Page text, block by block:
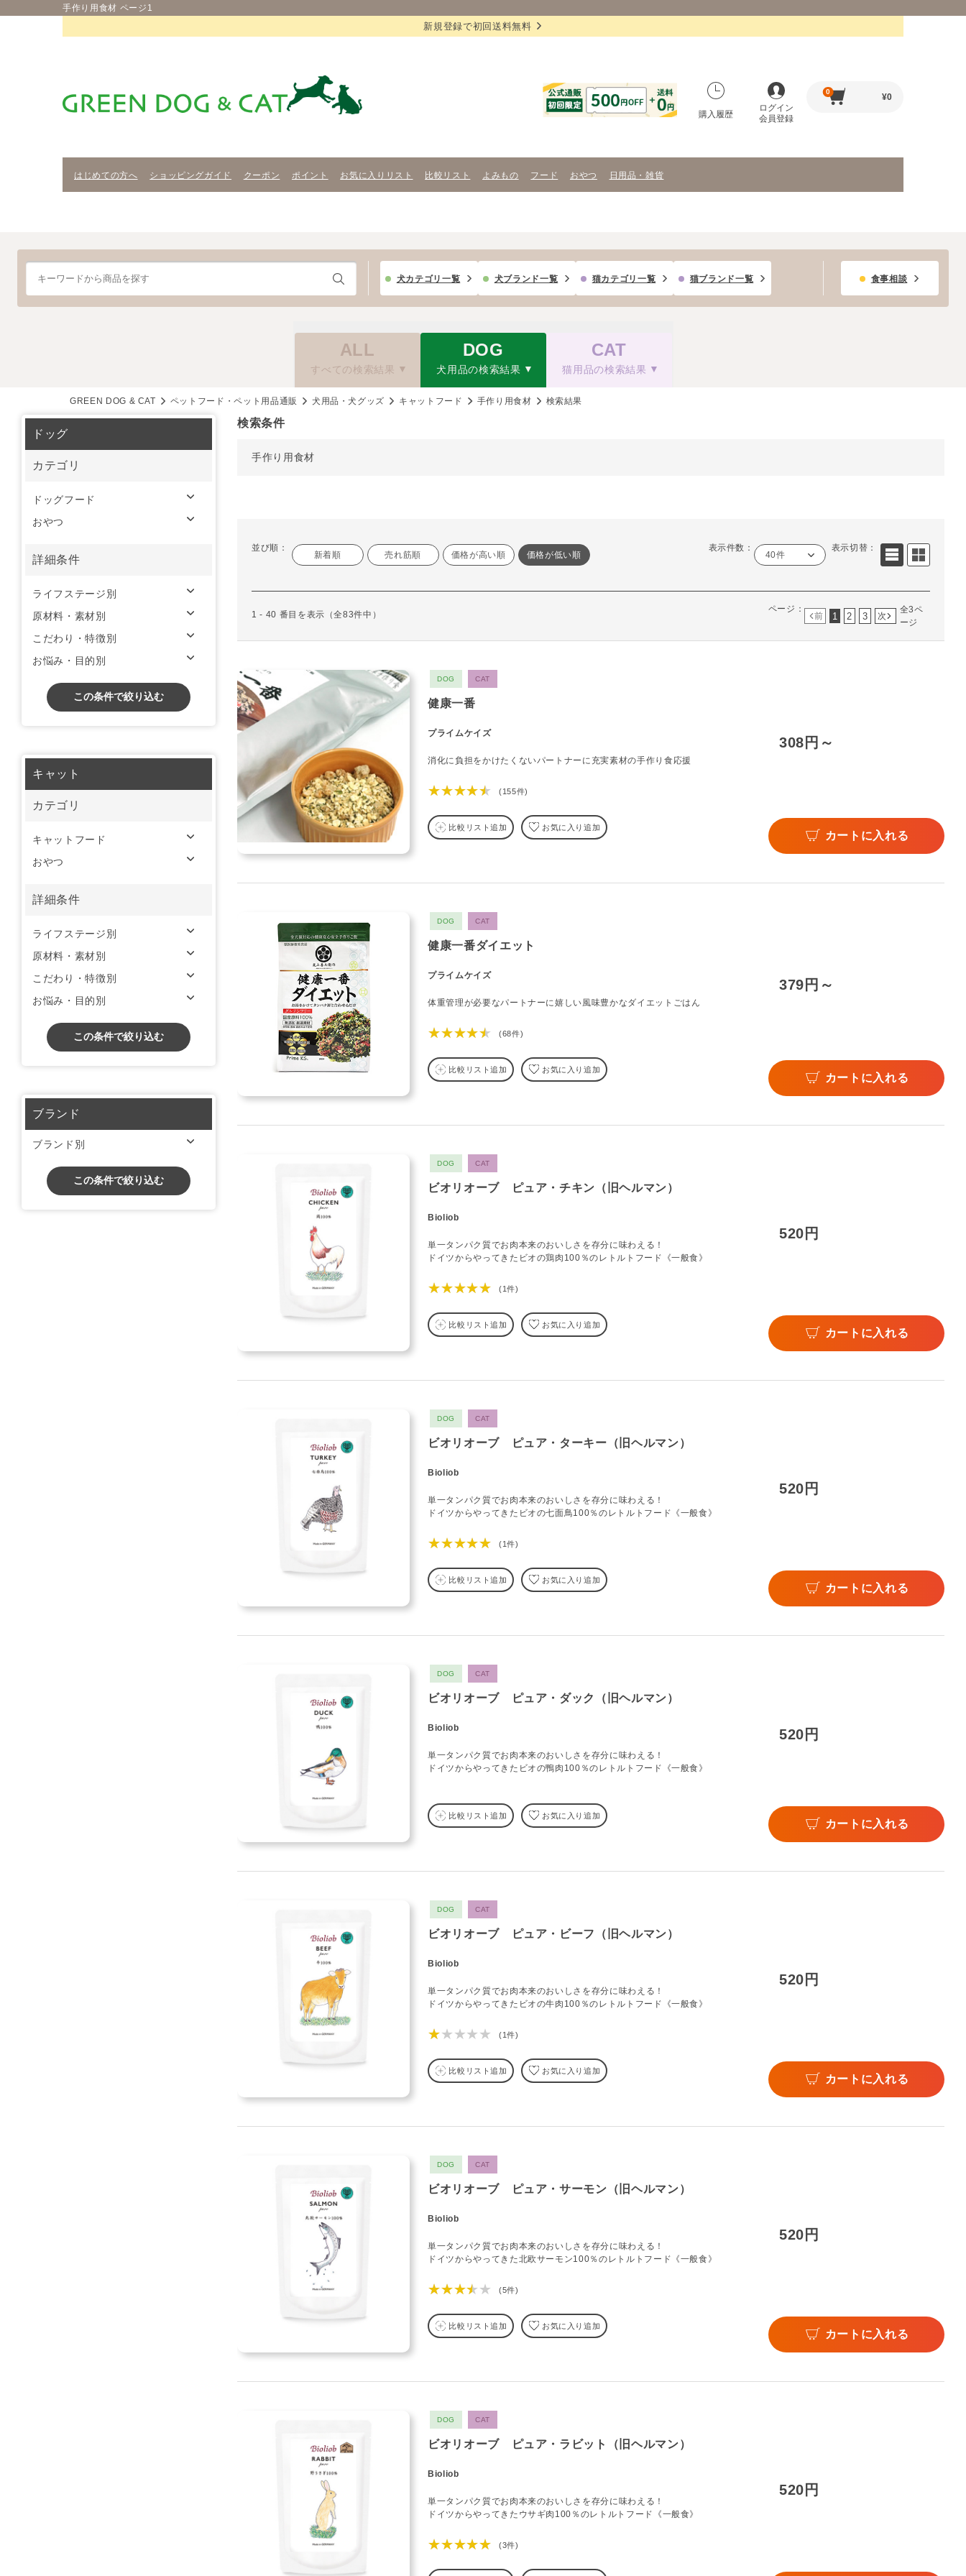
手作り用食材 ページ1
新規登録で初回送料無料
購入履歴
ログイン
会員登録
0
¥0
はじめての方へ ショッピングガイド クーポン ポイント お気に入りリスト 比較リスト よみもの フード おやつ 日用品・雑貨
犬カテゴリ一覧 犬ブランド一覧 猫カテゴリ一覧 猫ブランド一覧 食事相談
ALL
すべての検索結果
DOG
犬用品の検索結果
CAT
猫用品の検索結果
GREEN DOG & CAT ペットフード・ペット用品通販 犬用品・犬グッズ キャットフード 手作り用食材 検索結果
検索条件
手作り用食材
並び順：
新着順 売れ筋順 価格が高い順 価格が低い順
表示件数：
40件
表示切替：
1 - 40 番目を表示（全83件中）
ページ：
前 1 2 3 次
全3ペ
ージ
DOG CAT
健康一番
プライムケイズ
消化に負担をかけたくないパートナーに充実素材の手作り食応援
★★★★★ (155件)
比較リスト追加 お気に入り追加
308円～
カートに入れる
DOG CAT
健康一番ダイエット
プライムケイズ
体重管理が必要なパートナーに嬉しい風味豊かなダイエットごはん
★★★★★ (68件)
比較リスト追加 お気に入り追加
379円～
カートに入れる
DOG CAT
ビオリオーブ ピュア・チキン（旧ヘルマン）
Bioliob
単一タンパク質でお肉本来のおいしさを存分に味わえる！
ドイツからやってきたビオの鶏肉100％のレトルトフード《一般食》
★★★★★ (1件)
比較リスト追加 お気に入り追加
520円
カートに入れる
DOG CAT
ビオリオーブ ピュア・ターキー（旧ヘルマン）
Bioliob
単一タンパク質でお肉本来のおいしさを存分に味わえる！
ドイツからやってきたビオの七面鳥100％のレトルトフード《一般食》
★★★★★ (1件)
比較リスト追加 お気に入り追加
520円
カートに入れる
DOG CAT
ビオリオーブ ピュア・ダック（旧ヘルマン）
Bioliob
単一タンパク質でお肉本来のおいしさを存分に味わえる！
ドイツからやってきたビオの鴨肉100％のレトルトフード《一般食》
比較リスト追加 お気に入り追加
520円
カートに入れる
DOG CAT
ビオリオーブ ピュア・ビーフ（旧ヘルマン）
Bioliob
単一タンパク質でお肉本来のおいしさを存分に味わえる！
ドイツからやってきたビオの牛肉100％のレトルトフード《一般食》
★★★★★ (1件)
比較リスト追加 お気に入り追加
520円
カートに入れる
DOG CAT
ビオリオーブ ピュア・サーモン（旧ヘルマン）
Bioliob
単一タンパク質でお肉本来のおいしさを存分に味わえる！
ドイツからやってきた北欧サーモン100％のレトルトフード《一般食》
★★★★★ (5件)
比較リスト追加 お気に入り追加
520円
カートに入れる
DOG CAT
ビオリオーブ ピュア・ラビット（旧ヘルマン）
Bioliob
単一タンパク質でお肉本来のおいしさを存分に味わえる！
ドイツからやってきたウサギ肉100％のレトルトフード《一般食》
★★★★★ (3件)
520円
ドッグ
カテゴリ
ドッグフード
おやつ
詳細条件
ライフステージ別
原材料・素材別
こだわり・特徴別
お悩み・目的別
この条件で絞り込む
キャット
カテゴリ
キャットフード
おやつ
詳細条件
ライフステージ別
原材料・素材別
こだわり・特徴別
お悩み・目的別
この条件で絞り込む
ブランド
ブランド別
この条件で絞り込む